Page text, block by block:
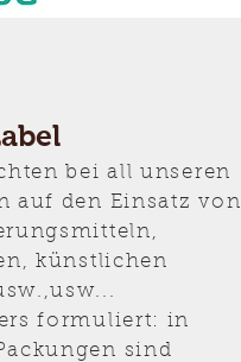
bei all unseren
auf den Einsatz von
künstlichen
formuliert: in
sind